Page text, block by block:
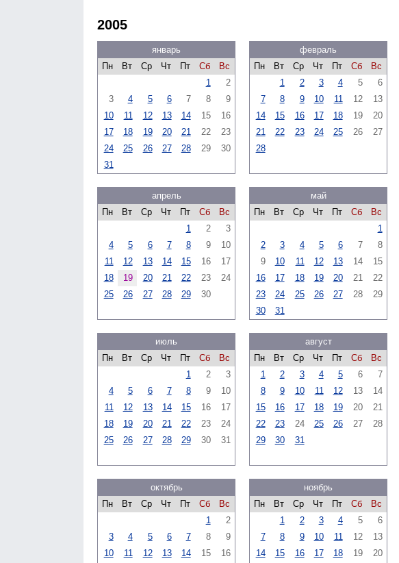
2005
январь
Пн
Вт Ср Чт Пт Сб
Вс
1
2
3
4 5 6 7 8
9
10
11 12 13 14 15
16
17
18 19 20 21 22
23
24
25 26 27 28 29
30
31
февраль
Пн
Вт Ср Чт Пт Сб
Вс
1
2 3 4 5
6
7
8 9 10 11 12
13
14
15 16 17 18 19
20
21
22 23 24 25 26
27
28
апрель
Пн
Вт Ср Чт Пт Сб
Вс
1
2
3
4
5 6 7 8 9
10
11
12 13 14 15 16
17
18
19 20 21 22 23
24
25
26 27 28 29 30
май
Пн
Вт Ср Чт Пт Сб
Вс
1
2
3 4 5 6 7
8
9
10 11 12 13 14
15
16
17 18 19 20 21
22
23
24 25 26 27 28
29
30
31
июль
Пн
Вт Ср Чт Пт Сб
Вс
1
2
3
4
5 6 7 8 9
10
11
12 13 14 15 16
17
18
19 20 21 22 23
24
25
26 27 28 29 30 31
август
Пн
Вт Ср Чт Пт Сб
Вс
1
2 3 4 5 6
7
8
9 10 11 12 13
14
15
16 17 18 19 20
21
22
23 24 25 26 27
28
29
30 31
октябрь
Пн
Вт Ср Чт Пт Сб
Вс
1
2
3
4 5 6 7 8
9
10
11 12 13 14 15
16
ноябрь
Пн
Вт Ср Чт Пт Сб
Вс
1
2 3 4 5
6
7
8 9 10 11 12
13
14
15 16 17 18 19
20